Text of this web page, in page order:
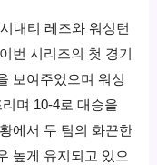
내티 레즈와 워싱턴
번 시리즈의 첫 경기
보여주었으며 워싱
며 10-4로 대승을
에서 두 팀의 화끈한
높게 유지되고 있으